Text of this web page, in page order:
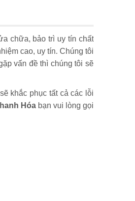
chữa, bảo trì uy tín chất
cao, uy tín. Chúng tôi
vấn đề thì chúng tôi sẽ
khắc phục tất cả các lỗi
Hóabạn vui lòng gọi